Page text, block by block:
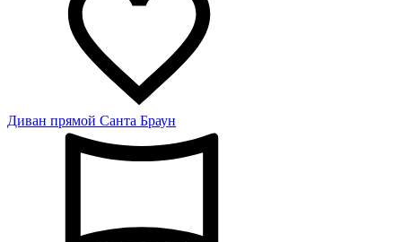
Диван прямой Санта Браун